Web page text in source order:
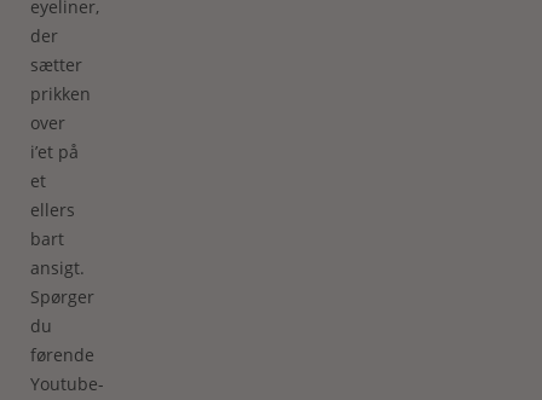
eyeliner,
der
sætter
prikken
over
i’et på
et
ellers
bart
ansigt.
Spørger
du
førende
Youtube-